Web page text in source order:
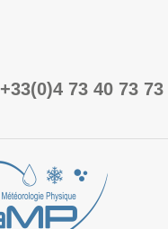
+33(0)4 73 40 73 73